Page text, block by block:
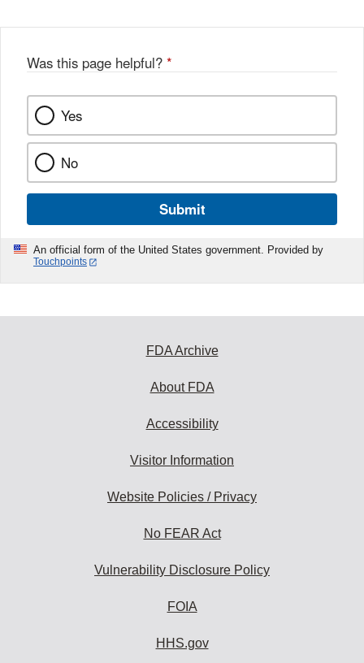
Was this page helpful? *
Yes
No
Submit
An official form of the United States government. Provided by
Touchpoints
FDA Archive
About FDA
Accessibility
Visitor Information
Website Policies / Privacy
No FEAR Act
Vulnerability Disclosure Policy
FOIA
HHS.gov